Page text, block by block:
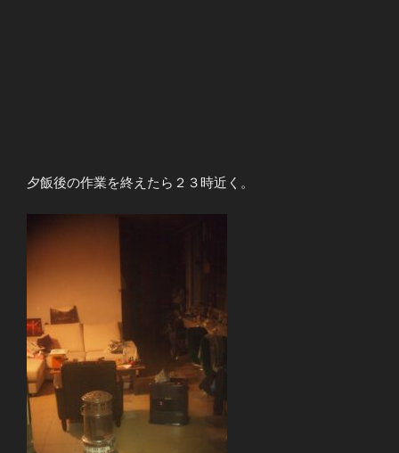
夕飯後の作業を終えたら２３時近く。